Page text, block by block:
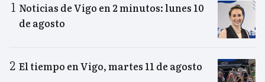
Noticias de Vigo en 2 minutos: lunes 10
de agosto
El tiempo en Vigo, martes 11 de agosto